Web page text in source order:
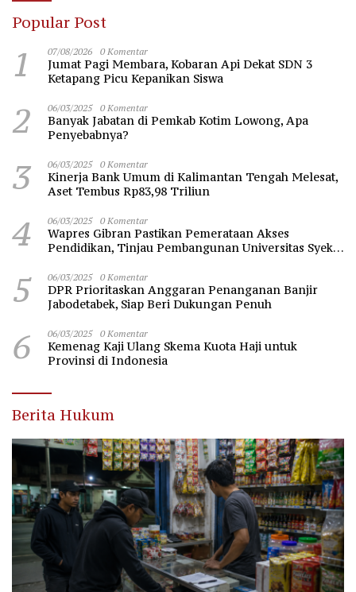
Popular Post
1 07/08/2026 0 Komentar
Jumat Pagi Membara, Kobaran Api Dekat SDN 3
Ketapang Picu Kepanikan Siswa
2 06/03/2025 0 Komentar
Banyak Jabatan di Pemkab Kotim Lowong, Apa
Penyebabnya?
3 06/03/2025 0 Komentar
Kinerja Bank Umum di Kalimantan Tengah Melesat,
Aset Tembus Rp83,98 Triliun
4 06/03/2025 0 Komentar
Wapres Gibran Pastikan Pemerataan Akses
Pendidikan, Tinjau Pembangunan Universitas Syekh
5 06/03/2025 0 Komentar
DPR Prioritaskan Anggaran Penanganan Banjir
Jabodetabek, Siap Beri Dukungan Penuh
6 06/03/2025 0 Komentar
Kemenag Kaji Ulang Skema Kuota Haji untuk
Provinsi di Indonesia
Berita Hukum